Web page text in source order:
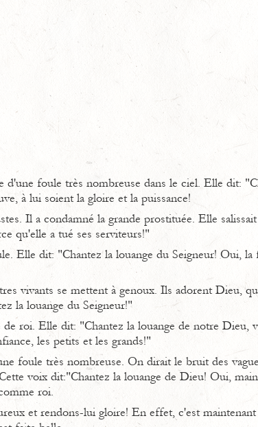
d'une foule très nombreuse dans le ciel. Elle dit:
à lui soient la gloire et la puissance!
Il a condamné la grande prostituée. Elle
qu'elle a tué ses serviteurs!"
Elle dit: "Chantez la louange du Seigneur! Oui,
vivants se mettent à genoux. Ils adorent Dieu,
la louange du Seigneur!"
roi. Elle dit: "Chantez la louange de notre Dieu,
les petits et les grands!"
foule très nombreuse. On dirait le bruit des
voix dit:"Chantez la louange de Dieu! Oui,
roi.
et rendons-lui gloire! En effet, c'est